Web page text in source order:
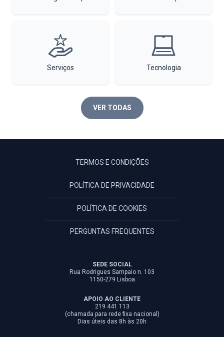
Serviços Tecnologia
VER TODAS
TERMOS E CONDIÇÕES
POLÍTICA DE PRIVACIDADE
POLÍTICA DE COOKIES
PERGUNTAS FREQUENTES
SEDE SOCIAL
Rua Rodrigues Sampaio n. 103
1150-279 Lisboa
APOIO AO CLIENTE
219 441 113
(chamada para rede fixa nacional)
Dias úteis das 8h às 20h